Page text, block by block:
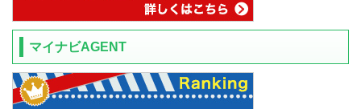
マイナビAGENT